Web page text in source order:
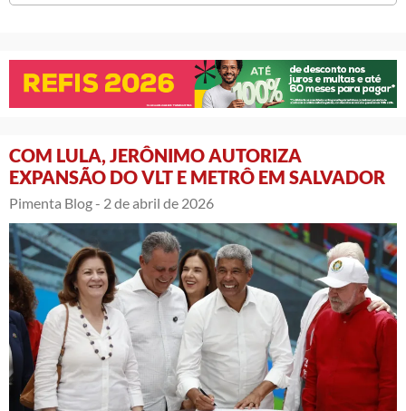
COM LULA, JERÔNIMO AUTORIZA
EXPANSÃO DO VLT E METRÔ EM SALVADOR
Pimenta Blog - 2 de abril de 2026